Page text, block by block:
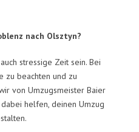
nach Olsztyn?
stressige Zeit sein. Bei
zu beachten und zu
von Umzugsmeister Baier
helfen, deinen Umzug